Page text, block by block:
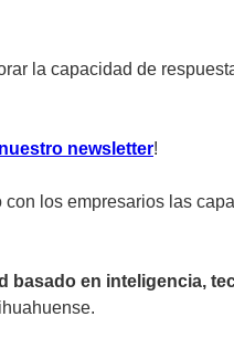
la capacidad de
newsletter!
los empresarios las
basado en inteligencia,